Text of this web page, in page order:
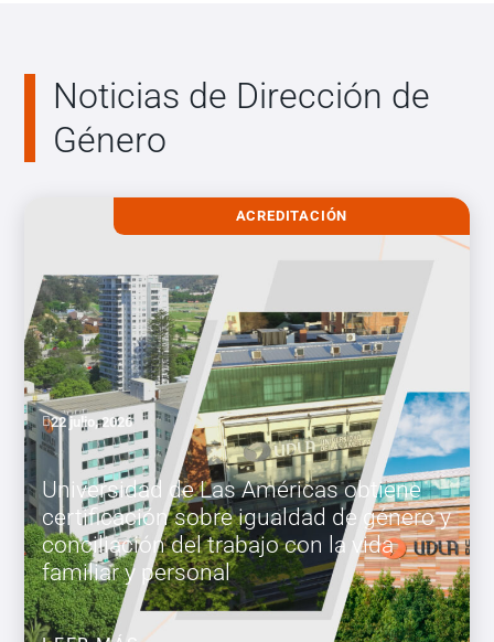
Noticias de Dirección de
Género
ACREDITACIÓN
22 julio, 2026
Universidad de Las Américas obtiene
certificación sobre igualdad de género y
conciliación del trabajo con la vida
familiar y personal